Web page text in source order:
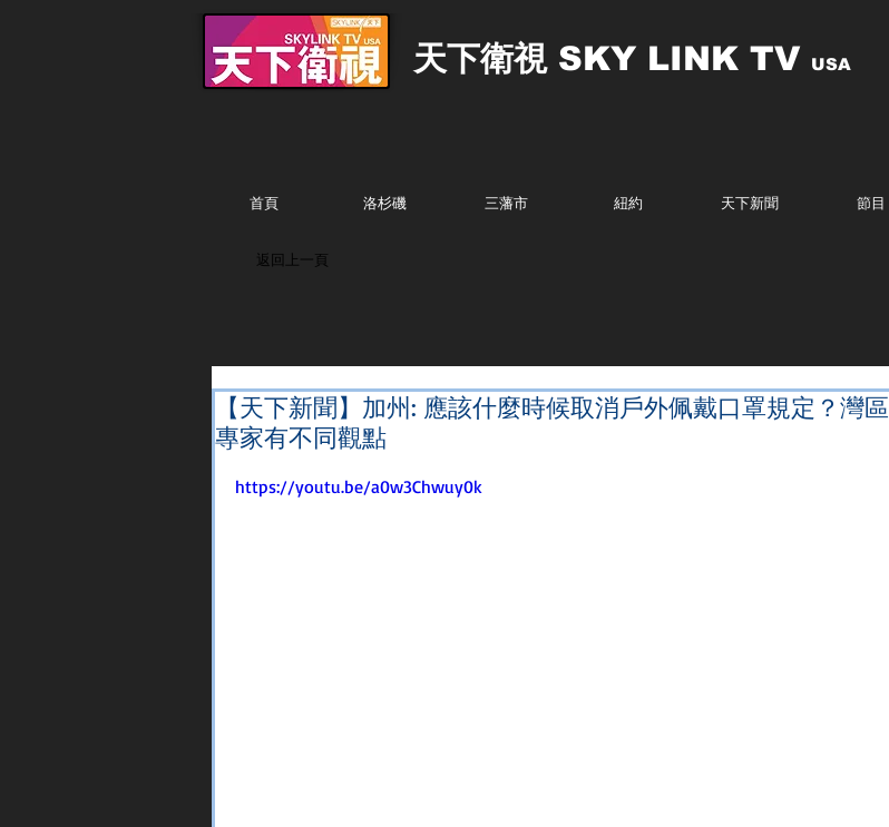
天下衛視SKY LINK TV USA
首頁 洛杉磯 三藩市 紐約 天下新聞 節目
返回上一頁
【天下新聞】加州: 應該什麼時候取消戶外佩戴口罩規定？灣區
專家有不同觀點
https://youtu.be/a0w3Chwuy0k